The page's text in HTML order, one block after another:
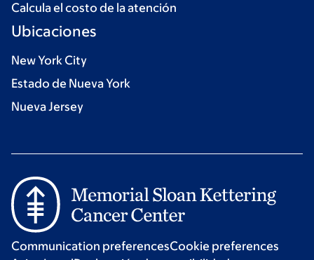
Calcula el costo de la atención
Ubicaciones
New York City
Estado de Nueva York
Nueva Jersey
Communication preferencesCookie preferences